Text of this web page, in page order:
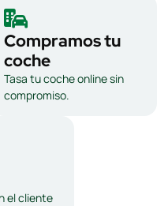
Compramos tu
coche
Tasa tu coche online sin
compromiso.
el cliente